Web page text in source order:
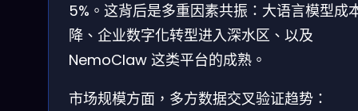
5%。这背后是多重因素共振：大语言模型成
降、企业数字化转型进入深水区、以及
NemoClaw 这类平台的成熟。
市场规模方面，多方数据交叉验证趋势：